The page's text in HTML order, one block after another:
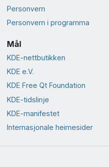
Personvern
Personvern i programma
Mål
KDE-nettbutikken
KDE e.V.
KDE Free Qt Foundation
KDE-tidslinje
KDE-manifestet
Internasjonale heimesider